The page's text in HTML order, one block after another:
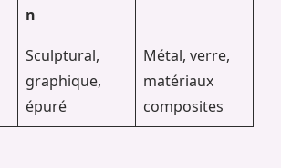
n
Sculptural,
graphique,
épuré
Métal, verre,
matériaux
composites